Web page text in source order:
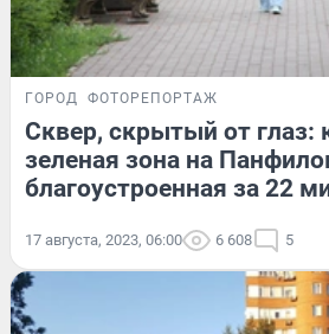
ГОРОД ФОТОРЕПОРТАЖ
Сквер, скрытый от глаз:
зеленая зона на
благоустроенная за 22
17 августа, 2023, 06:00 6 608 5